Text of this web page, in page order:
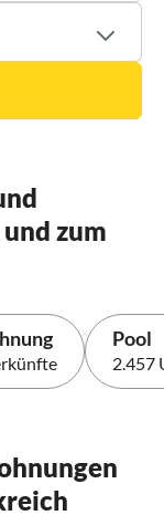
zum
Pool
2.457